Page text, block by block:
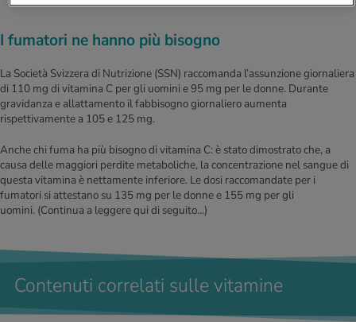
I fumatori ne hanno più bisogno
La Società Svizzera di Nutrizione (SSN) raccomanda l’assunzione giornaliera
di 110 mg di vitamina C per gli uomini e 95 mg per le donne. Durante
gravidanza e allattamento il fabbisogno giornaliero aumenta
rispettivamente a 105 e 125 mg.
Anche chi fuma ha più bisogno di vitamina C: è stato dimostrato che, a
causa delle maggiori perdite metaboliche, la concentrazione nel sangue di
questa vitamina è nettamente inferiore. Le dosi raccomandate per i
fumatori si attestano su 135 mg per le donne e 155 mg per gli
uomini. (Continua a leggere qui di seguito...)
Contenuti correlati sulle vitamine